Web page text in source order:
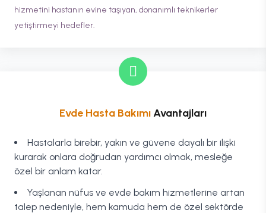
hizmetini hastanın evine taşıyan, donanımlı teknikerler
yetiştirmeyi hedefler.
Evde Hasta BakımıAvantajları
Hastalarla birebir, yakın ve güvene dayalı bir ilişki
kurarak onlara doğrudan yardımcı olmak, mesleğe
özel bir anlam katar.
Yaşlanan nüfus ve evde bakım hizmetlerine artan
talep nedeniyle, hem kamuda hem de özel sektörde